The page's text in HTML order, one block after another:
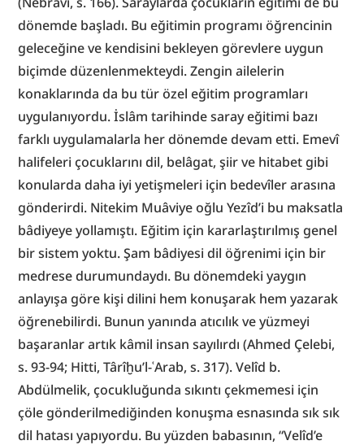
dönemde başladı. Bu eğitimin programı öğrencinin
geleceğine ve kendisini bekleyen görevlere uygun
biçimde düzenlenmekteydi. Zengin ailelerin
konaklarında da bu tür özel eğitim programları
uygulanıyordu. İslâm tarihinde saray eğitimi bazı
farklı uygulamalarla her dönemde devam etti. Emevî
halifeleri çocuklarını dil, belâgat, şiir ve hitabet gibi
konularda daha iyi yetişmeleri için bedevîler arasına
gönderirdi. Nitekim Muâviye oğlu Yezîd’i bu maksatla
bâdiyeye yollamıştı. Eğitim için kararlaştırılmış genel
bir sistem yoktu. Şam bâdiyesi dil öğrenimi için bir
medrese durumundaydı. Bu dönemdeki yaygın
anlayışa göre kişi dilini hem konuşarak hem yazarak
öğrenebilirdi. Bunun yanında atıcılık ve yüzmeyi
başaranlar artık kâmil insan sayılırdı (Ahmed Çelebi,
s. 93-94; Hitti, Târîḫu’l-ʿArab, s. 317). Velîd b.
Abdülmelik, çocukluğunda sıkıntı çekmemesi için
çöle gönderilmediğinden konuşma esnasında sık sık
dil hatası yapıyordu. Bu yüzden babasının, “Velîd’e